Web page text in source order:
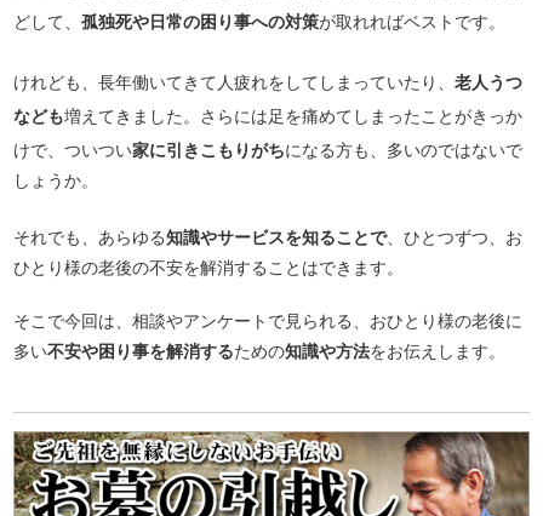
どして、孤独死や日常の困り事への対策が取れればベストです。
けれども、長年働いてきて人疲れをしてしまっていたり、老人うつ
なども増えてきました。さらには足を痛めてしまったことがきっか
けで、ついつい家に引きこもりがちになる方も、多いのではないで
しょうか。
それでも、あらゆる知識やサービスを知ることで、ひとつずつ、お
ひとり様の老後の不安を解消することはできます。
そこで今回は、相談やアンケートで見られる、おひとり様の老後に
多い不安や困り事を解消するための知識や方法をお伝えします。